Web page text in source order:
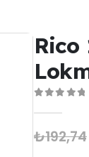
Rico
₺192,74